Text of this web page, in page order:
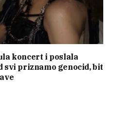
koncert i poslala
svi priznamo genocid, bit